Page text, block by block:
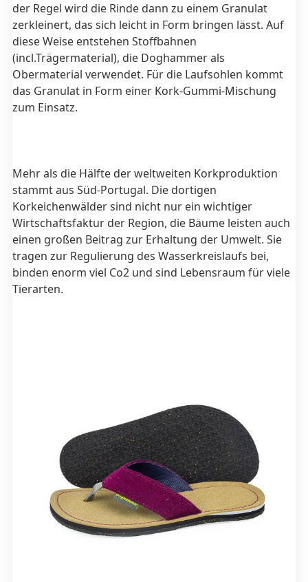
der Regel wird die Rinde dann zu einem Granulat
zerkleinert, das sich leicht in Form bringen lässt. Auf
diese Weise entstehen Stoffbahnen
(incl.Trägermaterial), die Doghammer als
Obermaterial verwendet. Für die Laufsohlen kommt
das Granulat in Form einer Kork-Gummi-Mischung
zum Einsatz.
Mehr als die Hälfte der weltweiten Korkproduktion
stammt aus Süd-Portugal. Die dortigen
Korkeichenwälder sind nicht nur ein wichtiger
Wirtschaftsfaktur der Region, die Bäume leisten auch
einen großen Beitrag zur Erhaltung der Umwelt. Sie
tragen zur Regulierung des Wasserkreislaufs bei,
binden enorm viel Co2 und sind Lebensraum für viele
Tierarten.